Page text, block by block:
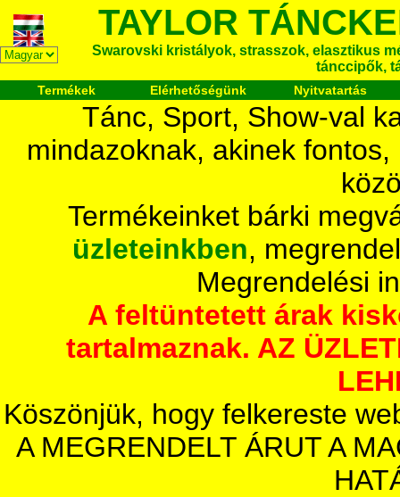
TAYLOR
Swarovski kristályok, strasszok, elasztikus
tánccipők,
Termékek Elérhetőségünk Nyitvatartás
Tánc, Sport, Show-val
mindazoknak, akinek
Termékeinket bárki
üzleteinkben,
Megrendelési
A feltüntetett árak
tartalmaznak. AZ
Köszönjük, hogy felkereste
A MEGRENDELT ÁRUT A